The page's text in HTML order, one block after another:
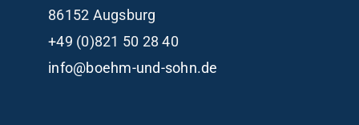
86152 Augsburg
+49 (0)821 50 28 40
info@boehm-und-sohn.de